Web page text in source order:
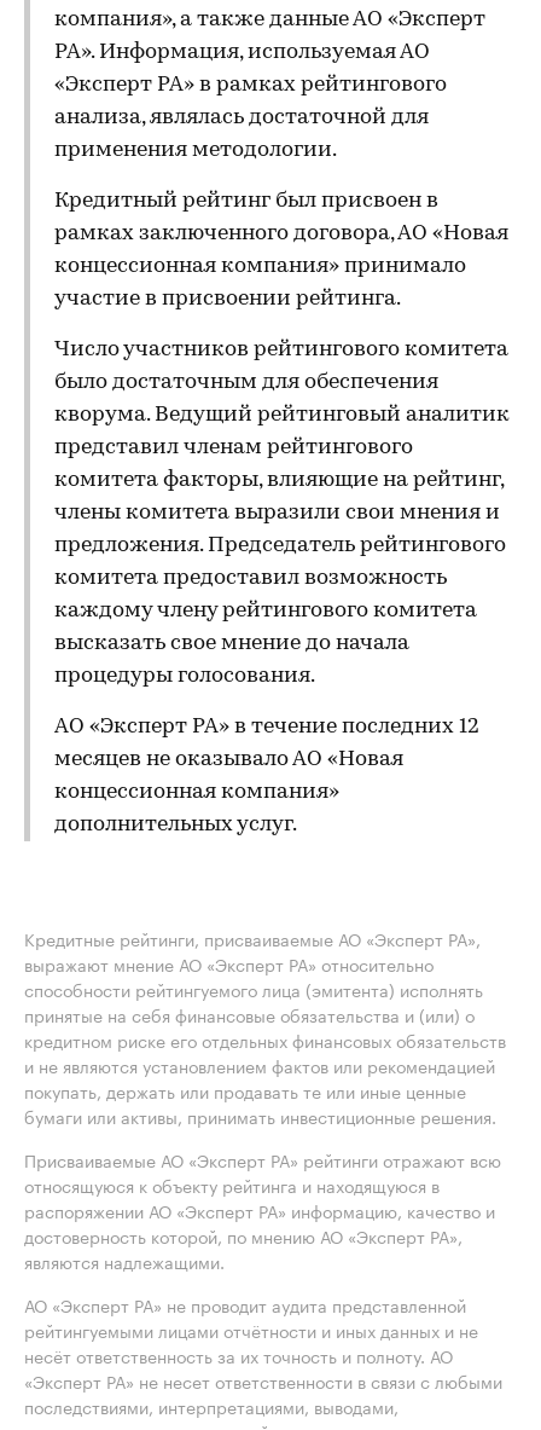
компания», а также данные АО «Эксперт
РА». Информация, используемая АО
«Эксперт РА» в рамках рейтингового
анализа, являлась достаточной для
применения методологии.
Кредитный рейтинг был присвоен в
рамках заключенного договора, АО «Новая
концессионная компания» принимало
участие в присвоении рейтинга.
Число участников рейтингового комитета
было достаточным для обеспечения
кворума. Ведущий рейтинговый аналитик
представил членам рейтингового
комитета факторы, влияющие на рейтинг,
члены комитета выразили свои мнения и
предложения. Председатель рейтингового
комитета предоставил возможность
каждому члену рейтингового комитета
высказать свое мнение до начала
процедуры голосования.
АО «Эксперт РА» в течение последних 12
месяцев не оказывало АО «Новая
концессионная компания»
дополнительных услуг.
Кредитные рейтинги, присваиваемые АО «Эксперт РА»,
выражают мнение АО «Эксперт РА» относительно
способности рейтингуемого лица (эмитента) исполнять
принятые на себя финансовые обязательства и (или) о
кредитном риске его отдельных финансовых обязательств
и не являются установлением фактов или рекомендацией
покупать, держать или продавать те или иные ценные
бумаги или активы, принимать инвестиционные решения.
Присваиваемые АО «Эксперт РА» рейтинги отражают всю
относящуюся к объекту рейтинга и находящуюся в
распоряжении АО «Эксперт РА» информацию, качество и
достоверность которой, по мнению АО «Эксперт РА»,
являются надлежащими.
АО «Эксперт РА» не проводит аудита представленной
рейтингуемыми лицами отчётности и иных данных и не
несёт ответственность за их точность и полноту. АО
«Эксперт РА» не несет ответственности в связи с любыми
последствиями, интерпретациями, выводами,